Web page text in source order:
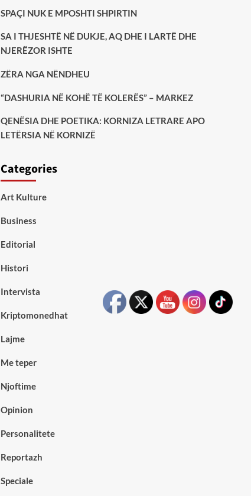
SPAÇI NUK E MPOSHTI SHPIRTIN
SA I THJESHTË NË DUKJE, AQ DHE I LARTË DHE
NJERËZOR ISHTE
ZËRA NGA NËNDHEU
“DASHURIA NË KOHË TË KOLERËS” – MARKEZ
QENËSIA DHE POETIKA: KORNIZA LETRARE APO
LETËRSIA NË KORNIZË
Categories
Art Kulture
Business
Editorial
Histori
Intervista
Kriptomonedhat
Lajme
Me teper
Njoftime
Opinion
Personalitete
Reportazh
Speciale